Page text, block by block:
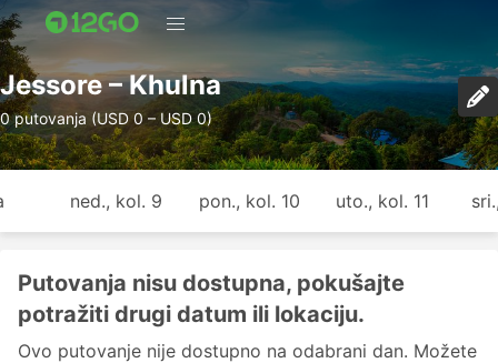
Jessore – Khulna
0 putovanja (USD 0 – USD 0)
ned., kol. 9 pon., kol. 10 uto., kol. 11
Putovanja nisu dostupna, pokušajte
potražiti drugi datum ili lokaciju.
Ovo putovanje nije dostupno na odabrani dan. Možete